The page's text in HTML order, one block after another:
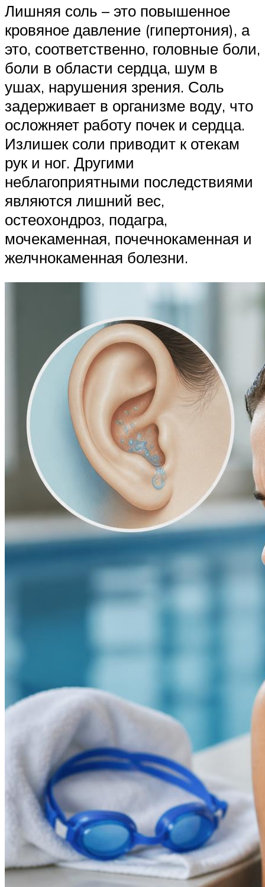
Лишняя соль – это повышенное
кровяное давление (гипертония), а
это, соответственно, головные боли,
боли в области сердца, шум в
ушах, нарушения зрения. Соль
задерживает в организме воду, что
осложняет работу почек и сердца.
Излишек соли приводит к отекам
рук и ног. Другими
неблагоприятными последствиями
являются лишний вес,
остеохондроз, подагра,
мочекаменная, почечнокаменная и
желчнокаменная болезни.